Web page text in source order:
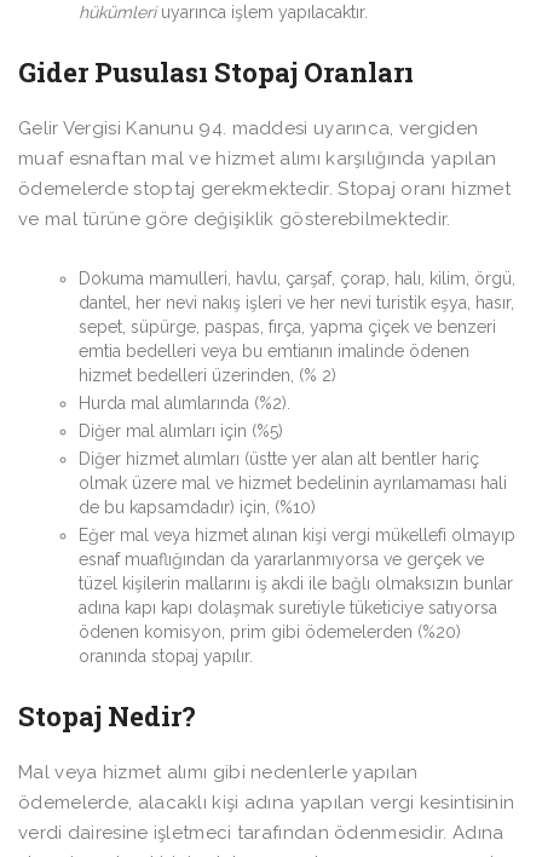
hükümleriuyarınca işlem yapılacaktır.
Gider Pusulası Stopaj Oranları
Gelir Vergisi Kanunu 94. maddesi uyarınca, vergiden
muaf esnaftan mal ve hizmet alımı karşılığında yapılan
ödemelerde stoptaj gerekmektedir. Stopaj oranı hizmet
ve mal türüne göre değişiklik gösterebilmektedir.
Dokuma mamulleri, havlu, çarşaf, çorap, halı, kilim, örgü,
dantel, her nevi nakış işleri ve her nevi turistik eşya, hasır,
sepet, süpürge, paspas, fırça, yapma çiçek ve benzeri
emtia bedelleri veya bu emtianın imalinde ödenen
hizmet bedelleri üzerinden, (% 2)
Hurda mal alımlarında (%2).
Diğer mal alımları için (%5)
Diğer hizmet alımları (üstte yer alan alt bentler hariç
olmak üzere mal ve hizmet bedelinin ayrılamaması hali
de bu kapsamdadır) için, (%10)
Eğer mal veya hizmet alınan kişi vergi mükellefi olmayıp
esnaf muaflığından da yararlanmıyorsa ve gerçek ve
tüzel kişilerin mallarını iş akdi ile bağlı olmaksızın bunlar
adına kapı kapı dolaşmak suretiyle tüketiciye satıyorsa
ödenen komisyon, prim gibi ödemelerden (%20)
oranında stopaj yapılır.
Stopaj Nedir?
Mal veya hizmet alımı gibi nedenlerle yapılan
ödemelerde, alacaklı kişi adına yapılan vergi kesintisinin
verdi dairesine işletmeci tarafından ödenmesidir. Adına